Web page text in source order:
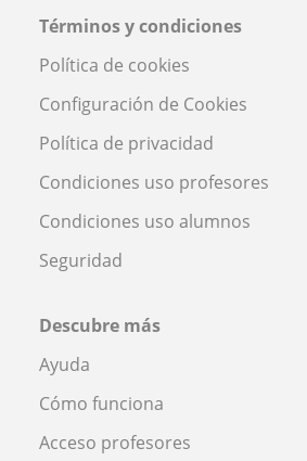
Términos y condiciones
Política de cookies
Configuración de Cookies
Política de privacidad
Condiciones uso profesores
Condiciones uso alumnos
Seguridad
Descubre más
Ayuda
Cómo funciona
Acceso profesores